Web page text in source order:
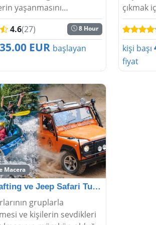
yaşanmasını
olduğundan Belek
düzenlenmektedir.
turunun yapılması ile
derece har...
4.6(27) 8 Hour
35.00 EUR başlayan
çıkmak
kişilere
hem
görmedi...
kişi başı
fiyat
Macera
Belek Rafting ve Jeep Safari Turu – 2'si 1 Arada Mac
gruplarla
ve kişilerin sevdikleri